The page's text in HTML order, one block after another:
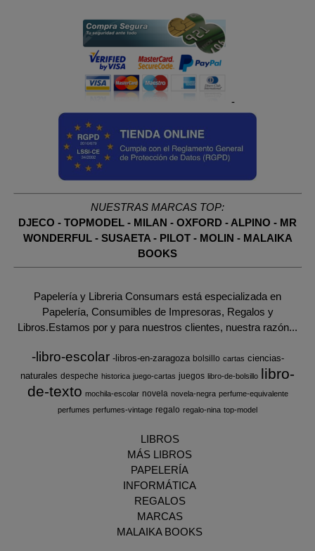
-
NUESTRAS MARCAS TOP:
DJECO - TOPMODEL - MILAN - OXFORD - ALPINO - MR
WONDERFUL- SUSAETA- PILOT- MOLIN - MALAIKA
BOOKS
Papelería y Libreria Consumars está especializada en
Papelería, Consumibles de Impresoras, Regalos y
Libros.Estamos por y para nuestros clientes, nuestra razón...
-libro-escolar -libros-en-zaragoza bolsillo cartas ciencias-
naturales despeche historica juego-cartas juegos libro-de-bolsillo libro-
de-texto mochila-escolar novela novela-negra perfume-equivalente
perfumes perfumes-vintage regalo regalo-nina top-model
LIBROS
MÁS LIBROS
PAPELERÍA
INFORMÁTICA
REGALOS
MARCAS
MALAIKA BOOKS